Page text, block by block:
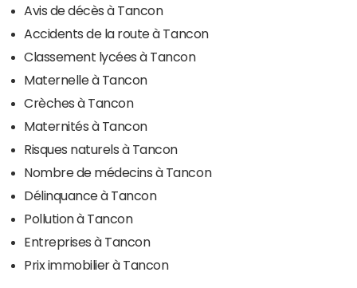
Avis de décès à Tancon
Accidents de la route à Tancon
Classement lycées à Tancon
Maternelle à Tancon
Crèches à Tancon
Maternités à Tancon
Risques naturels à Tancon
Nombre de médecins à Tancon
Délinquance à Tancon
Pollution à Tancon
Entreprises à Tancon
Prix immobilier à Tancon